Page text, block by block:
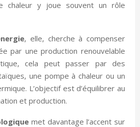
chaleur y joue souvent un rôle
, elle, cherche à compenser
par une production renouvelable
cela peut passer par des
une pompe à chaleur ou un
L’objectif est d’équilibrer au
et production.
met davantage l’accent sur